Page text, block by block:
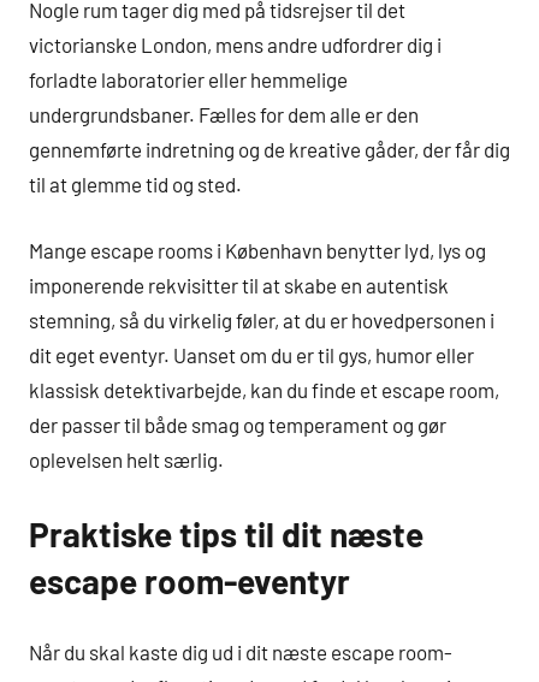
Nogle rum tager dig med på tidsrejser til det
victorianske London, mens andre udfordrer dig i
forladte laboratorier eller hemmelige
undergrundsbaner. Fælles for dem alle er den
gennemførte indretning og de kreative gåder, der får dig
til at glemme tid og sted.
Mange escape rooms i København benytter lyd, lys og
imponerende rekvisitter til at skabe en autentisk
stemning, så du virkelig føler, at du er hovedpersonen i
dit eget eventyr. Uanset om du er til gys, humor eller
klassisk detektivarbejde, kan du finde et escape room,
der passer til både smag og temperament og gør
oplevelsen helt særlig.
Praktiske tips til dit næste
escape room-eventyr
Når du skal kaste dig ud i dit næste escape room-